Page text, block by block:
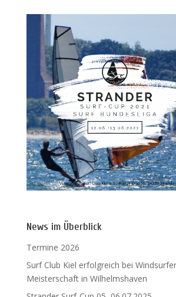
News im Überblick
Termine 2026
Surf Club Kiel erfolgreich bei
Meisterschaft in Wilhelmshaven